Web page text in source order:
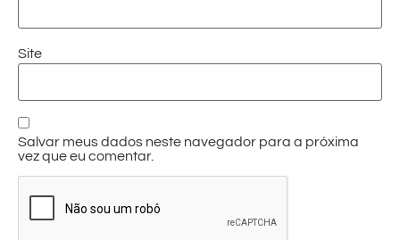
Site
Salvar meus dados neste navegador para a próxima
vez que eu comentar.